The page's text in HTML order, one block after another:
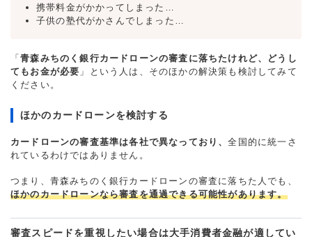
携帯料金がかかってしまった…
子供の塾代がかさんでしまった…
「青森みちのく銀行カードローンの審査に落ちたけれど、どうし
てもお金が必要 」という人は、そのほかの解決策も検討してみて
ください。
ほかのカードローンを検討する
カードローンの審査基準は各社で異なっており、全国的に統一さ
れているわけではありません。
つまり、青森みちのく銀行カードローンの審査に落ちた人でも、
ほかのカードローンなら審査を通過できる可能性があります。
審査スピードを重視したい場合は大手消費者金融が適してい